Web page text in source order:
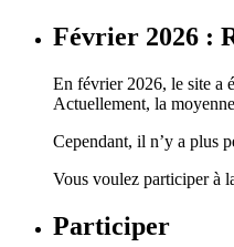
Février 2026 :
En février 2026, le site a
Actuellement, la
Cependant, il n’y a plus
Vous voulez participer à
Participer